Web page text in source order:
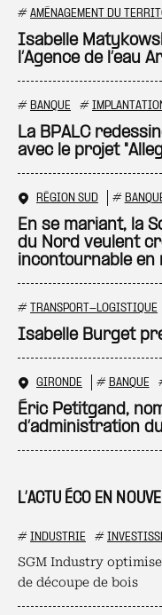
L’ACTU ÉCO EN
# INDUSTRIE #
SGM Industry
de découpe de bois
# AMÉNAGEMENT DU
Isabelle
l’Agence de l’eau
# BANQUE #
La BPALC
avec le projet
RÉGION SUD #
En se mariant, la
du Nord veulent
incontournable en
# TRANSPORT-LOGISTIQUE
Isabelle Burget
GIRONDE # BANQUE
Éric Petitgand,
d’administration